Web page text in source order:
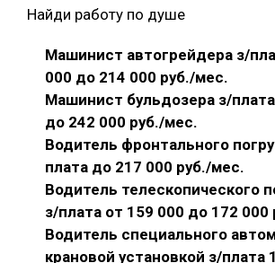
Найди работу по душе
Машинист автогрейдера з/
000 до 214 000 руб./мес.
Машинист бульдозера з/
до 242 000 руб./мес.
Водитель фронтального
плата до 217 000 руб./мес.
Водитель телескопического
з/плата от 159 000 до 172 000
Водитель специального
крановой установкой з/плата